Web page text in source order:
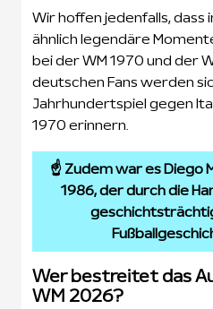
Wir hoffen jedenfalls, dass
ähnlich legendäre
bei der WM 1970 und der
deutschen Fans werden
Jahrhundertspiel gegen
1970 erinnern.
☝️ Zudem war es Diego
1986, der durch die
Wer bestreitet das
WM 2026?